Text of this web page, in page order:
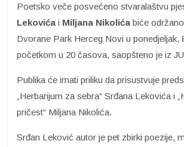
Poetsko veče posvećeno stvaralaštvu
Lekovića i Miljana Nikolića biće
Dvorane Park Herceg Novi u ponedjeljak,
početkom u 20 časova, saopšteno je iz
Publika će imati priliku da prisustvuje
„Herbarijum za sebra“ Srđana Lekovića i
pričest“ Miljana Nikolića.
Srđan Leković autor je pet zbirki poezije,